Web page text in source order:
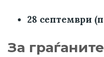
28 септември
За